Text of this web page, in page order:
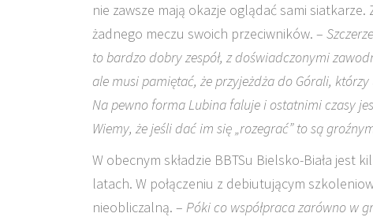
nie zawsze mają okazje oglądać sami
żadnego meczu swoich przeciwników. –
to bardzo dobry zespół, z doświadczonymi
ale musi pamiętać, że przyjeżdża do Górali,
Na pewno forma Lubina faluje i ostatnimi czasy
Wiemy, że jeśli dać im się „rozegrać” to są
W obecnym składzie BBTSu Bielsko-Biała
latach. W połączeniu z debiutującym
nieobliczalną. – Póki co współpraca zarówno w